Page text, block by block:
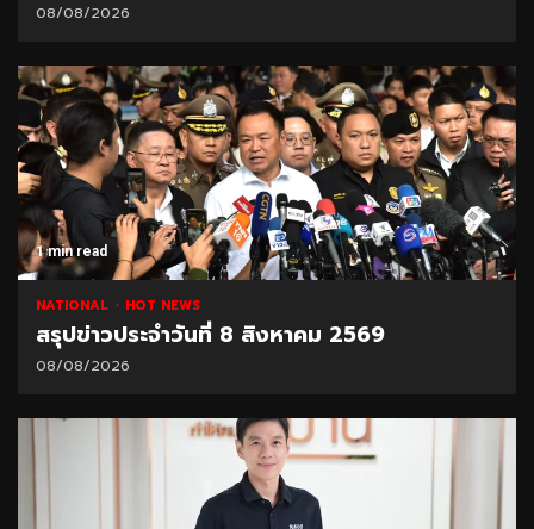
08/08/2026
1 min read
NATIONAL HOT NEWS
สรุปข่าวประจำวันที่ 8 สิงหาคม 2569
08/08/2026